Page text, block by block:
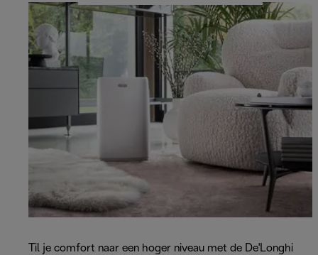
Til je comfort naar een hoger niveau met de De'Longhi